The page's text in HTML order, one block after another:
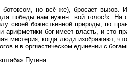
но всё же), бросает вызов.
победы нам нужен твой голос!». На
своей божественной природы, по
бог имеет власть, и это
мистерия, когда люди изображают,
и в оргиастическом единении с
Путина.